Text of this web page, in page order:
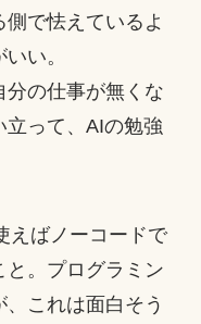
で怯えているよ
い。
の仕事が無くな
立って、AIの勉強
えばノーコードで
。プログラミン
これは面白そう